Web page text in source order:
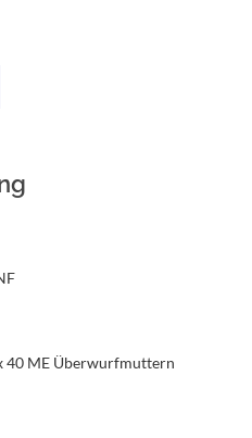
40 ME Überwurfmuttern